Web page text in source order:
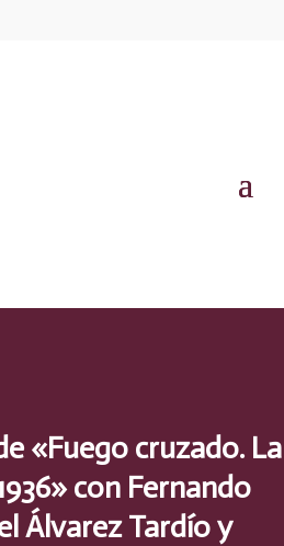
«Fuego cruzado. La
con Fernando
Álvarez Tardío y